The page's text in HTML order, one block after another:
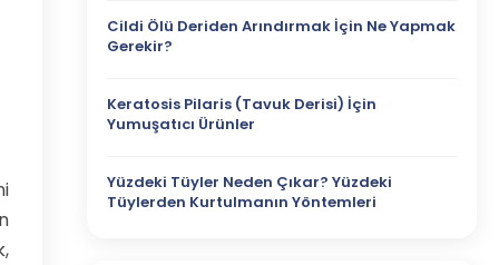
Cildi Ölü Deriden Arındırmak İçin Ne Yapmak
Gerekir?
Keratosis Pilaris (Tavuk Derisi) İçin
Yumuşatıcı Ürünler
Yüzdeki Tüyler Neden Çıkar? Yüzdeki
Tüylerden Kurtulmanın Yöntemleri